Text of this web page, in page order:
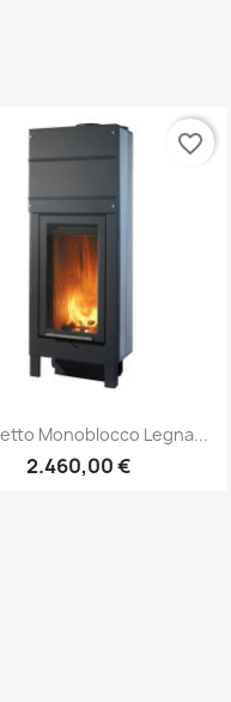
Anteprima
Monoblocco Legna...
2.460,00 €
favorite_border